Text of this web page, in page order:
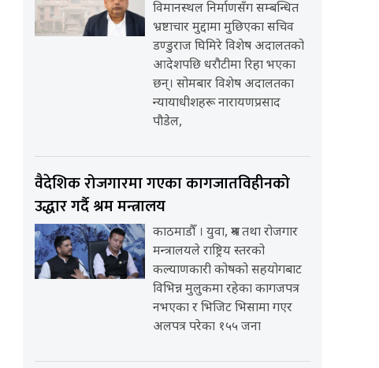
विमानस्थल निर्माणसँग सम्बन्धित
भ्रष्टाचार मुद्दामा मुछिएका सचिव
डण्डुराज घिमिरे विशेष अदालतको
आदेशपछि धरौटीमा रिहा भएका
छन्। सोमबार विशेष अदालतका
न्यायाधीशहरू नारायणप्रसाद
पौडेल,
वैदेशिक रोजगारमा गएका कागजातविहीनको
उद्धार गर्दै श्रम मन्त्रालय
काठमाडौँ । युवा, श्रम तथा रोजगार
मन्त्रालयले राष्ट्रिय स्तरको
कल्याणकारी कोषको सहयोगबाट
विभिन्न मुलुकमा रहेका कागजपत्र
नभएका र भिजिट भिसामा गएर
अलपत्र परेका १५५ जना